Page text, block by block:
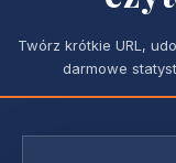
Twórz krótkie URL,
darmowe